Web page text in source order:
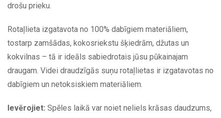
drošu prieku.
Rotaļlieta izgatavota no 100% dabīgiem materiāliem,
tostarp zamšādas, kokosriekstu šķiedrām, džutas un
kokvilnas – tā ir ideāls sabiedrotais jūsu pūkainajam
draugam. Videi draudzīgās suņu rotaļlietas ir izgatavotas no
dabīgiem un netoksiskiem materiāliem.
Ievērojiet: Spēles laikā var noiet neliels krāsas daudzums,